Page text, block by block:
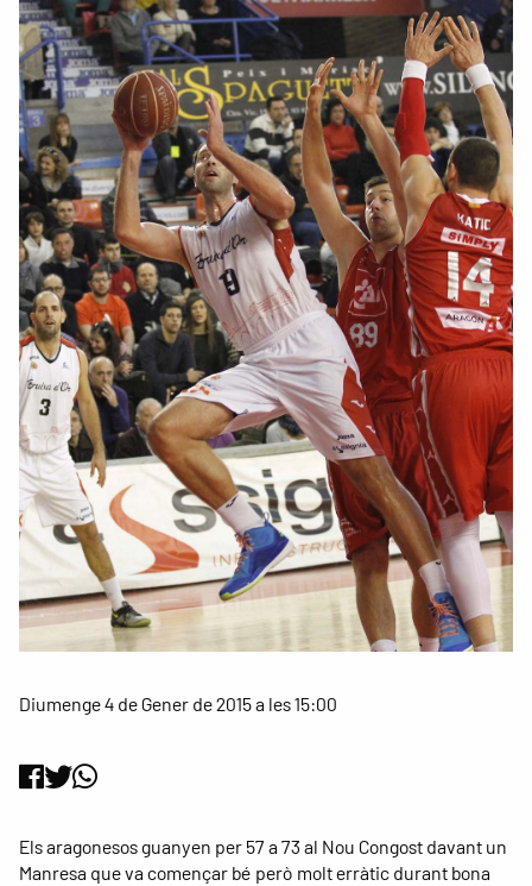
Diumenge 4 de Gener de 2015 a les 15:00
Els aragonesos guanyen per 57 a 73 al Nou Congost davant un
Manresa que va començar bé però molt erràtic durant bona